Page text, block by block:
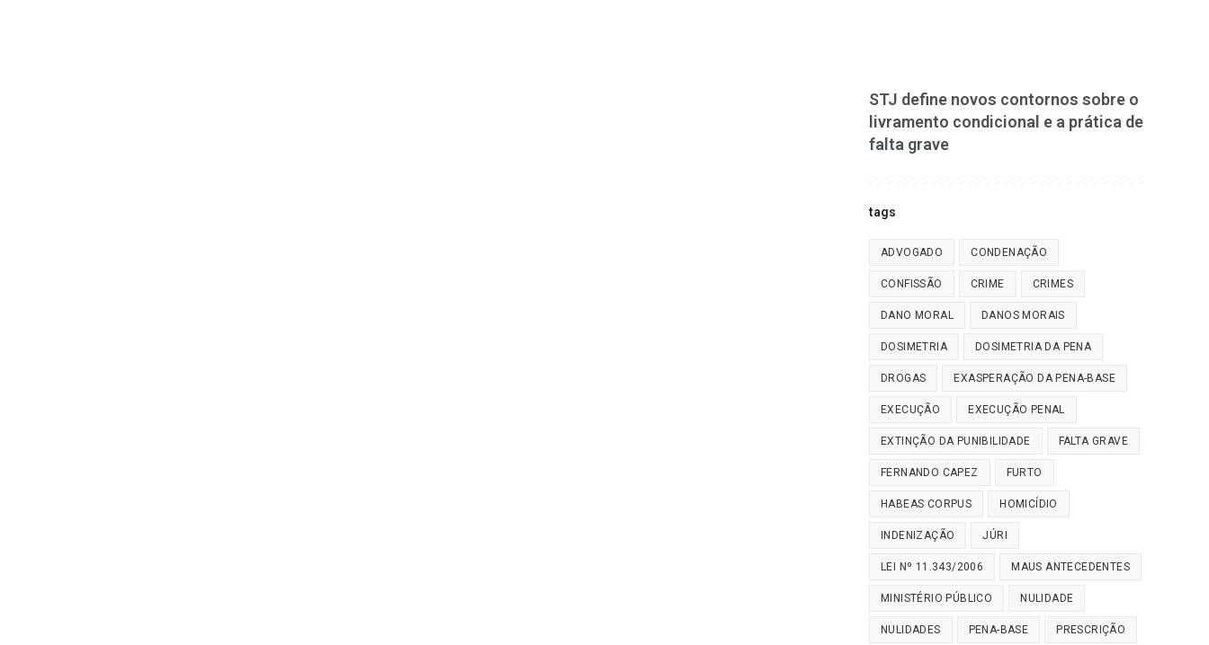
STJ define novos contornos sobre o
livramento condicional e a prática de
falta grave
tags
ADVOGADO CONDENAÇÃO
CONFISSÃO CRIME CRIMES
DANO MORAL DANOS MORAIS
DOSIMETRIA DOSIMETRIA DA PENA
DROGAS EXASPERAÇÃO DA PENA-BASE
EXECUÇÃO EXECUÇÃO PENAL
EXTINÇÃO DA PUNIBILIDADE FALTA GRAVE
FERNANDO CAPEZ FURTO
HABEAS CORPUS HOMICÍDIO
INDENIZAÇÃO JÚRI
LEI Nº 11.343/2006 MAUS ANTECEDENTES
MINISTÉRIO PÚBLICO NULIDADE
NULIDADES PENA-BASE PRESCRIÇÃO